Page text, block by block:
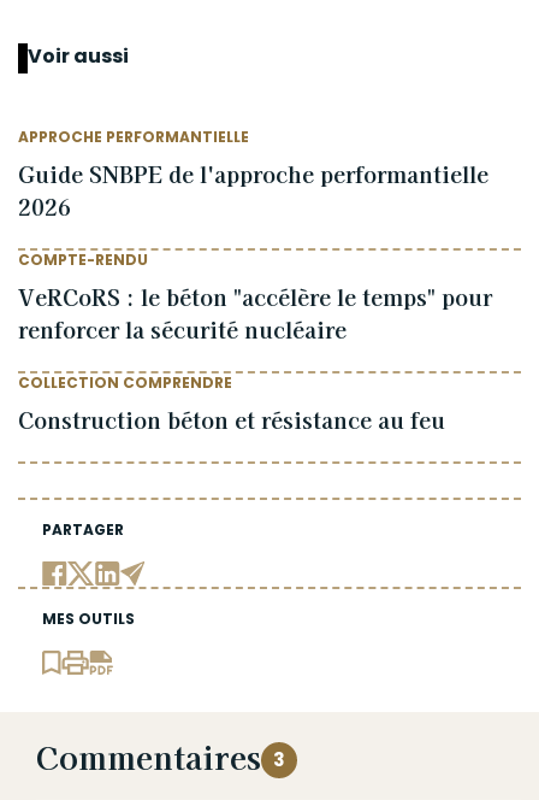
PARTAGER
MES OUTILS
Voir aussi
APPROCHE PERFORMANTIELLE
Guide SNBPE de l'approche performantielle
2026
COMPTE-RENDU
VeRCoRS : le béton "accélère le temps" pour
renforcer la sécurité nucléaire
COLLECTION COMPRENDRE
Construction béton et résistance au feu
Commentaires 3